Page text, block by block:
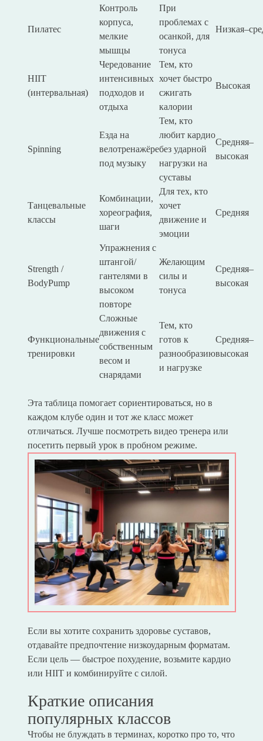
Пилатес
Контроль
корпуса,
мелкие
мышцы
При
проблемах с
осанкой, для
тонуса
HIIT
(интервальная)
Чередование
интенсивных
подходов и
отдыха
Тем, кто
хочет быстро
сжигать
калории
Высокая
Spinning
Езда на
велотренажёре
под музыку
Тем, кто
любит кардио
без ударной
нагрузки на
суставы
Средняя–
высокая
Танцевальные
классы
Комбинации,
хореография,
шаги
Для тех, кто
хочет
движение и
эмоции
Средняя
Strength /
BodyPump
Упражнения с
штангой/
гантелями в
высоком
повторе
Желающим
силы и
тонуса
Средняя–
высокая
Функциональные
тренировки
Сложные
движения с
собственным
весом и
снарядами
Тем, кто
готов к
разнообразию
и нагрузке
Средняя–
высокая
Эта таблица помогает сориентироваться, но в
каждом клубе один и тот же класс может
отличаться. Лучше посмотреть видео тренера или
посетить первый урок в пробном режиме.
Если вы хотите сохранить здоровье суставов,
отдавайте предпочтение низкоударным форматам.
Если цель — быстрое похудение, возьмите кардио
или HIIT и комбинируйте с силой.
Краткие описания
популярных классов
Чтобы не блуждать в терминах, коротко про то, что